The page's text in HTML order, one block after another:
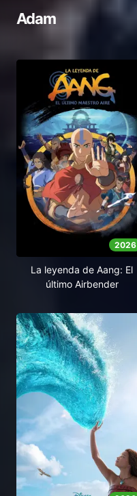
Adam
2026
La leyenda de Aang: El
último Airbender